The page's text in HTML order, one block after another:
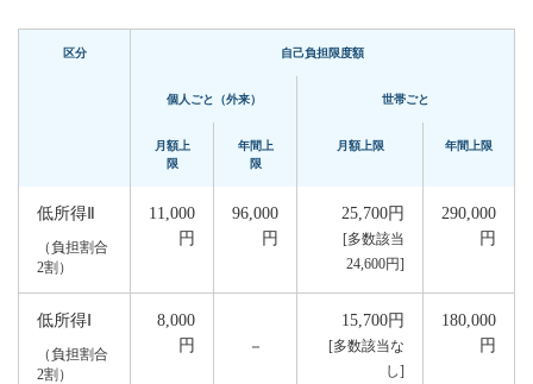
区分 自己負担限度額
個人ごと（外来） 世帯ごと
月額上
限
年間上
限
月額上限 年間上限
低所得Ⅱ
（負担割合
2割）
11,000
円
96,000
円
25,700円
[多数該当
24,600円]
290,000
円
低所得Ⅰ
（負担割合
2割）
8,000
円
－
15,700円
[多数該当な
し]
180,000
円